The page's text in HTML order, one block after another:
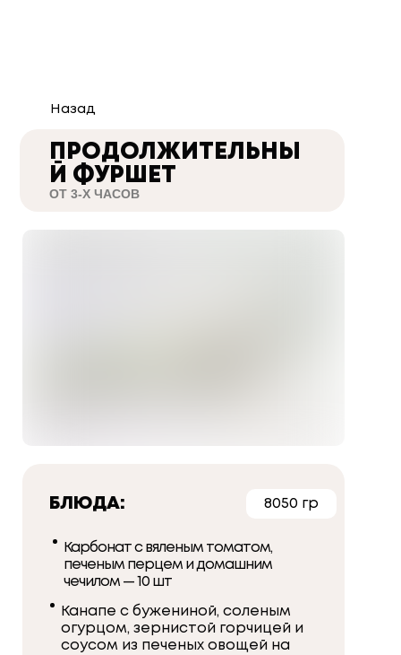
ОТ 3-Х ЧАСОВ
Назад
Карбонат с вяленым томатом,
печеным перцем и домашним
чечилом — 10 шт
Канапе с бужениной, соленым
огурцом, зернистой горчицей и
соусом из печеных овощей на
8050 гр
БЛЮДА:
ПРОДОЛЖИТЕЛЬНЫ
Й ФУРШЕТ